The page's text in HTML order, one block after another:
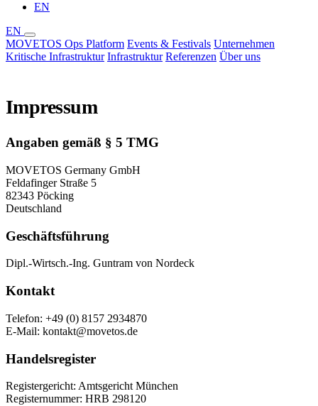
EN
EN
MOVETOS Ops Platform Events & Festivals Unternehmen
Kritische Infrastruktur Infrastruktur Referenzen Über uns
Impressum
Angaben gemäß § 5 TMG
MOVETOS Germany GmbH
Feldafinger Straße 5
82343 Pöcking
Deutschland
Geschäftsführung
Dipl.-Wirtsch.-Ing. Guntram von Nordeck
Kontakt
Telefon: +49 (0) 8157 2934870
E-Mail: kontakt@movetos.de
Handelsregister
Registergericht: Amtsgericht München
Registernummer: HRB 298120